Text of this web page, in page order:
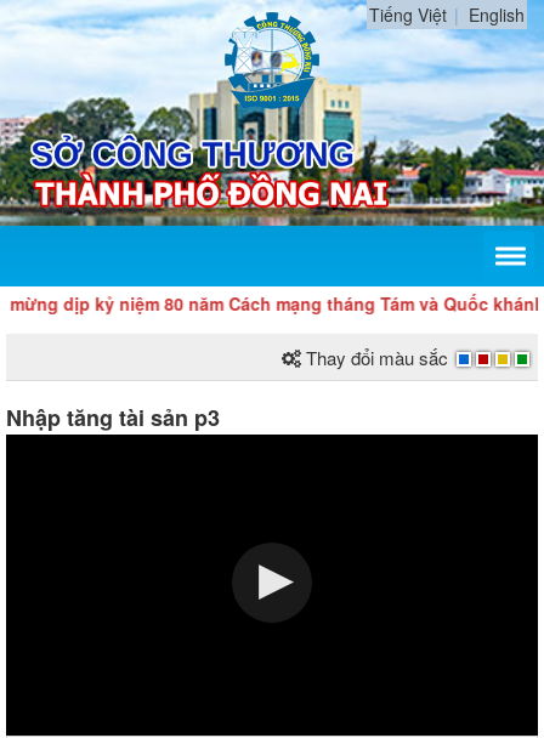
Tiếng Việt English
kỷ niệm 80 năm Cách mạng tháng Tám và Quốc khánh 2/9
Thay đổi màu sắc
Nhập tăng tài sản p3